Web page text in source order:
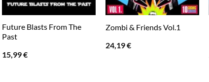
Future Blasts From The
Past
15,99€
Zombi & Friends Vol.1
24,19€